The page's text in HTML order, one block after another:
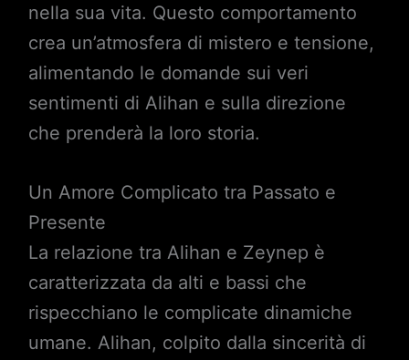
nella sua vita. Questo comportamento
crea un’atmosfera di mistero e tensione,
alimentando le domande sui veri
sentimenti di Alihan e sulla direzione
che prenderà la loro storia.
Un Amore Complicato tra Passato e
Presente
La relazione tra Alihan e Zeynep è
caratterizzata da alti e bassi che
rispecchiano le complicate dinamiche
umane. Alihan, colpito dalla sincerità di